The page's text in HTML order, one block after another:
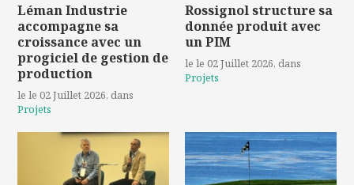
Léman Industrie
accompagne sa
croissance avec un
progiciel de gestion de
production
le le 02 Juillet 2026, dans
Projets
Rossignol structure sa
donnée produit avec
un PIM
le le 02 Juillet 2026, dans
Projets